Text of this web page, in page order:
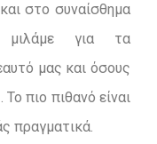
στο συναίσθημα
μιλάμε για τα
μας και όσους
πιο πιθανό είναι
πραγματικά.